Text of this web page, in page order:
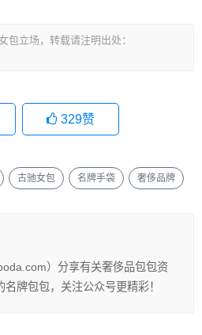
包立场，转载请注明出处：
329赞
古驰女包 名牌手袋 奢侈品牌
）分享有关奢侈品包包资
牌包包，关注公众号更精彩！